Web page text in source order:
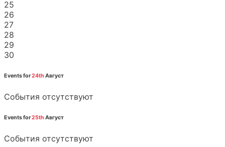
25
26
27
28
29
30
Events for24th Август
События отсутствуют
Events for25th Август
События отсутствуют